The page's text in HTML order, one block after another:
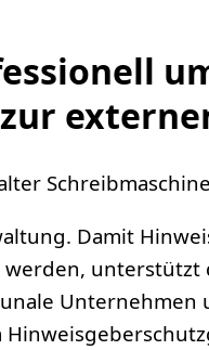
Damit
unterstützt
Unternehmen